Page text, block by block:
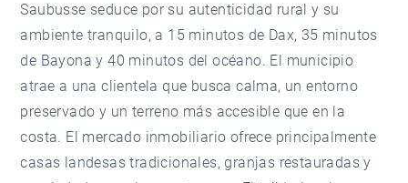
Saubusse seduce por su autenticidad rural y su
ambiente tranquilo, a 15 minutos de Dax, 35 minutos
de Bayona y 40 minutos del océano. El municipio
atrae a una clientela que busca calma, un entorno
preservado y un terreno más accesible que en la
costa. El mercado inmobiliario ofrece principalmente
casas landesas tradicionales, granjas restauradas y